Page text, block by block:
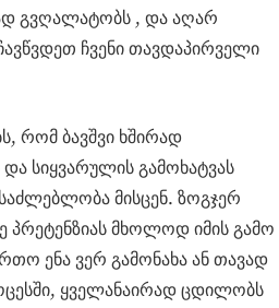
გვღალატობს , და აღარ
ჩვენი თავდაპირველი
რომ ბავშვი ხშირად
სიყვარულის გამოხატვას
მისცენ. ზოგჯერ
პრეტენზიას მხოლოდ იმის გამო
ენა ვერ გამონახა ან თავად
ყველანაირად ცდილობს